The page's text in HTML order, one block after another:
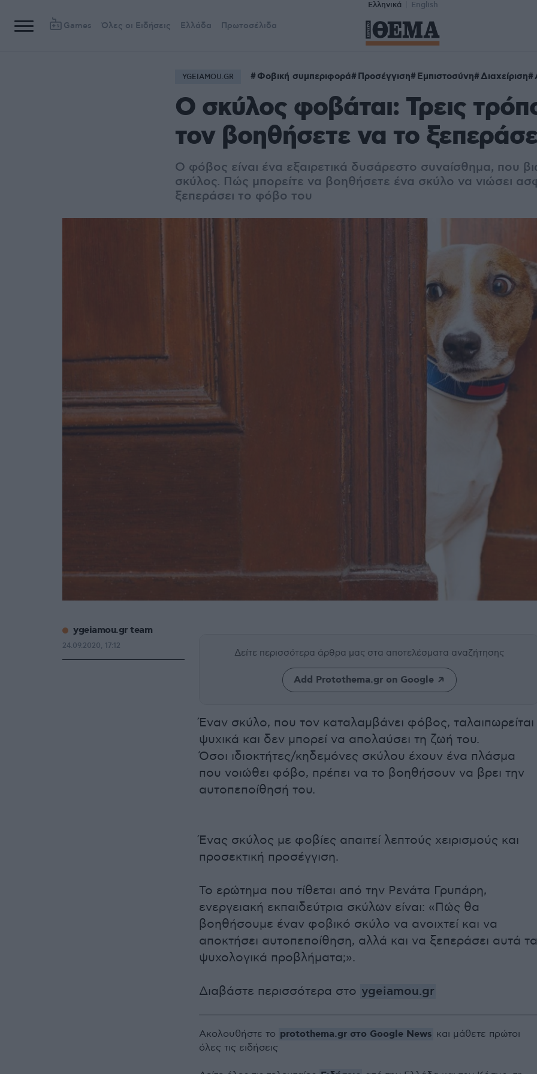
Ελληνικά English
Games Όλες οι Ειδήσεις Ελλάδα Πρωτοσέλιδα
YGEIAMOU.GR Φοβική συμπεριφορά Προσέγγιση Εμπιστοσύνη Διαχείριση
Ο σκύλος φοβάται: Τρεις
τον βοηθήσετε να το
Ο φόβος είναι ένα εξαιρετικά δυσάρεστο συναίσθημα, που
σκύλος. Πώς μπορείτε να βοηθήσετε ένα σκύλο να νιώσει
ξεπεράσει το φόβο του
Δείτε περισσότερα άρθρα μας στα αποτελέσματα αναζήτησης
Add Protothema.gr on Google
Έναν σκύλο, που τον καταλαμβάνει φόβος, ταλαιπωρείται
ψυχικά και δεν μπορεί να απολαύσει τη ζωή του.
Όσοι ιδιοκτήτες/κηδεμόνες σκύλου έχουν ένα πλάσμα
που νοιώθει φόβο, πρέπει να το βοηθήσουν να βρει την
αυτοπεποίθησή του.
Ένας σκύλος με φοβίες απαιτεί λεπτούς χειρισμούς και
προσεκτική προσέγγιση.
Το ερώτημα που τίθεται από την Ρενάτα Γρυπάρη,
ενεργειακή εκπαιδεύτρια σκύλων είναι: «Πώς θα
βοηθήσουμε έναν φοβικό σκύλο να ανοιχτεί και να
αποκτήσει αυτοπεποίθηση, αλλά και να ξεπεράσει αυτά τα
ψυχολογικά προβλήματα;».
Διαβάστε περισσότερα στο ygeiamou.gr
ygeiamou.gr team
24.09.2020, 17:12
Ακολουθήστε το protothema.gr στο Google News και μάθετε πρώτοι
όλες τις ειδήσεις